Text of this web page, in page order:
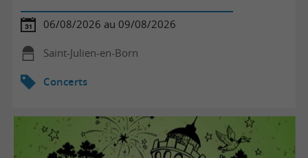
06/08/2026 au 09/08/2026
Saint-Julien-en-Born
Concerts